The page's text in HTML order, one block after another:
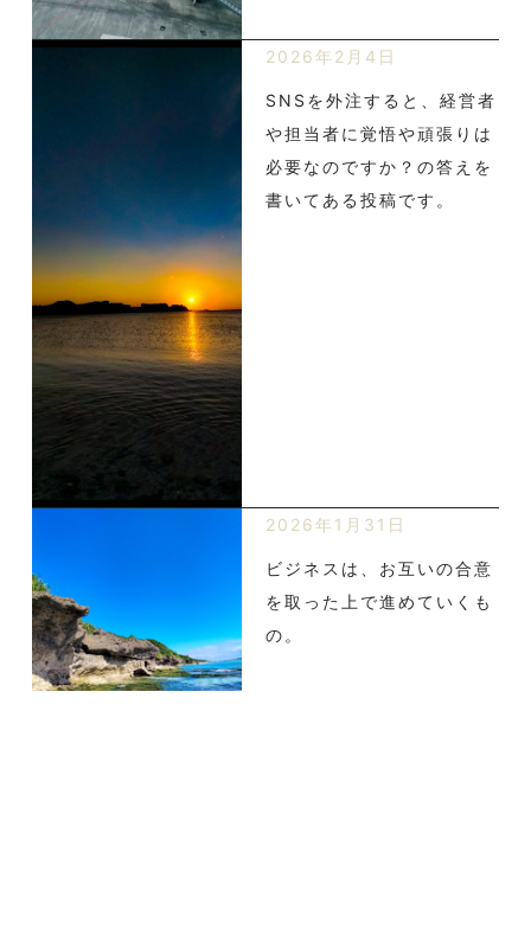
2026年2月4日
SNSを外注すると、経営者
や担当者に覚悟や頑張りは
必要なのですか？の答えを
書いてある投稿です。
2026年1月31日
ビジネスは、お互いの合意
を取った上で進めていくも
の。